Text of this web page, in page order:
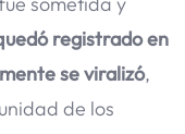
registrado en
se viralizó,
de los